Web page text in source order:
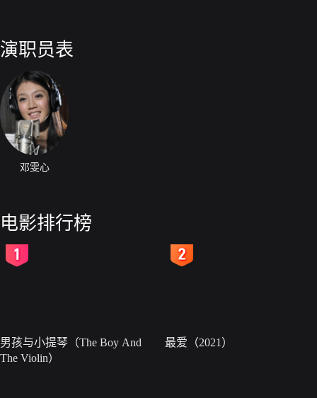
演职员表
邓雯心
电影排行榜
男孩与小提琴（The Boy And
The Violin）
最爱（2021）